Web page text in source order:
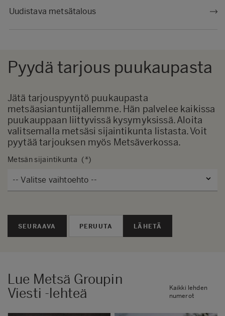
Uudistava metsätalous
Pyydä tarjous puukaupasta
Jätä tarjouspyyntö puukaupasta
metsäasiantuntijallemme. Hän palvelee kaikissa
puukauppaan liittyvissä kysymyksissä. Aloita
valitsemalla metsäsi sijaintikunta listasta. Voit
pyytää tarjouksen myös Metsäverkossa.
Metsän sijaintikunta
SEURAAVA LÄHETÄ
Lue Metsä Groupin
Viesti -lehteä
Kaikki lehden
numerot